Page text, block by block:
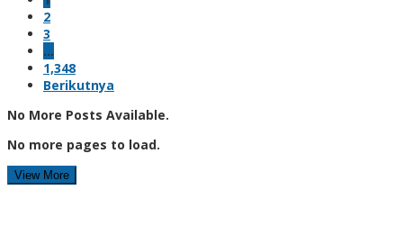
2
3
…
1,348
Berikutnya
No More Posts Available.
No more pages to load.
View More